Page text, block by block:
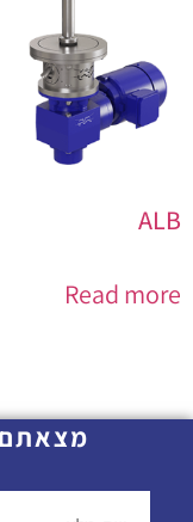
ALB
Read more